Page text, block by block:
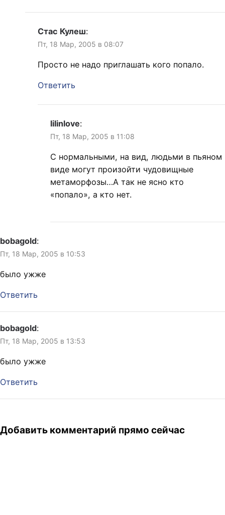
Стас Кулеш:
Пт, 18 Мар, 2005 в 08:07
Просто не надо приглашать кого попало.
Ответить
lilinlove:
Пт, 18 Мар, 2005 в 11:08
С нормальными, на вид, людьми в пьяном
виде могут произойти чудовищные
метаморфозы…А так не ясно кто
«попало», а кто нет.
bobagold:
Пт, 18 Мар, 2005 в 10:53
было ужже
Ответить
bobagold:
Пт, 18 Мар, 2005 в 13:53
было ужже
Ответить
Добавить комментарий прямо сейчас